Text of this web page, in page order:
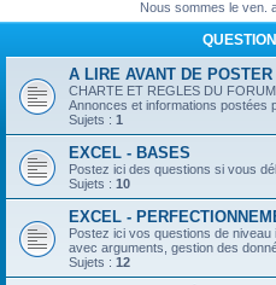
Nous sommes le ven.
A LIRE AVANT DE POSTER
CHARTE ET REGLES DU FORUM
Annonces et informations postées
Sujets : 1
EXCEL - BASES
Postez ici des questions si vous
Sujets : 10
EXCEL -
Postez ici vos questions de
avec arguments, gestion des
Sujets : 12